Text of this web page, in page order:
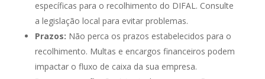
específicas para o recolhimento do DIFAL. Consulte
a legislação local para evitar problemas.
Prazos: Não perca os prazos estabelecidos para o
recolhimento. Multas e encargos financeiros podem
impactar o fluxo de caixa da sua empresa.